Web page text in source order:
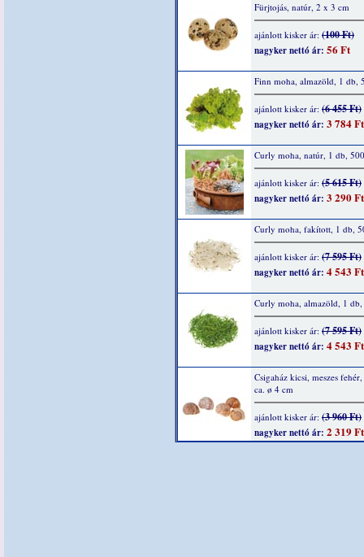
Fürjtojás, natúr, 2 x 3 cm
ajánlott kisker ár: (100 Ft)
nagyker nettó ár: 56 Ft
Finn moha, almazöld, 1 db,
ajánlott kisker ár: (6 455 Ft)
nagyker nettó ár: 3 784 Ft
Curly moha, natúr, 1 db,
ajánlott kisker ár: (5 615 Ft)
nagyker nettó ár: 3 290 Ft
Curly moha, fakított, 1 db,
ajánlott kisker ár: (7 595 Ft)
nagyker nettó ár: 4 543 Ft
Curly moha, almazöld, 1
ajánlott kisker ár: (7 595 Ft)
nagyker nettó ár: 4 543 Ft
Csigaház kicsi, meszes
ca. ø 4 cm
ajánlott kisker ár: (3 960 Ft)
nagyker nettó ár: 2 319 Ft